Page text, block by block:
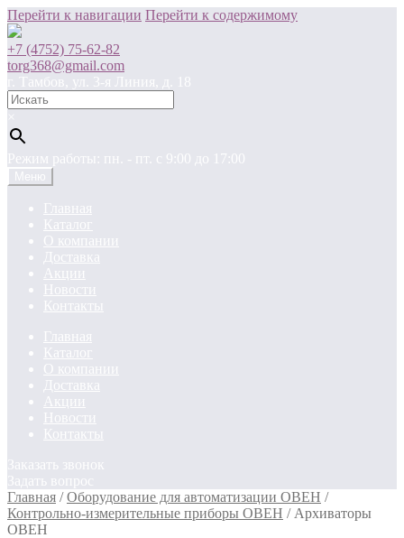
Перейти к навигации Перейти к содержимому
+7 (4752) 75-62-82
torg368@gmail.com
г. Тамбов, ул. 3-я Линия, д. 18
×
Режим работы: пн. - пт. c 9:00 до 17:00
Меню
Главная
Каталог
О компании
Доставка
Акции
Новости
Контакты
Главная
Каталог
О компании
Доставка
Акции
Новости
Контакты
Заказать звонок
Задать вопрос
Главная /Оборудование для автоматизации ОВЕН /
Контрольно-измерительные приборы ОВЕН / Архиваторы
ОВЕН